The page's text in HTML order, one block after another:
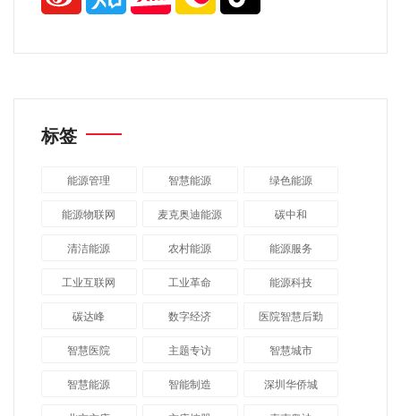
标签
能源管理 智慧能源 绿色能源
能源物联网 麦克奥迪能源 碳中和
清洁能源 农村能源 能源服务
工业互联网 工业革命 能源科技
碳达峰 数字经济 医院智慧后勤
智慧医院 主题专访 智慧城市
​智慧能源 智能制造 深圳华侨城